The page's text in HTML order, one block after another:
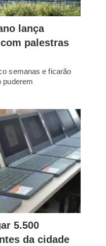
lança
palestras
semanas e ficarão
puderem
5.500
da cidade